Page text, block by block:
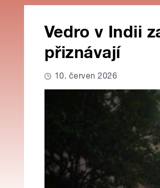
Vedro v Indii
přiznávají
10. červen 2026